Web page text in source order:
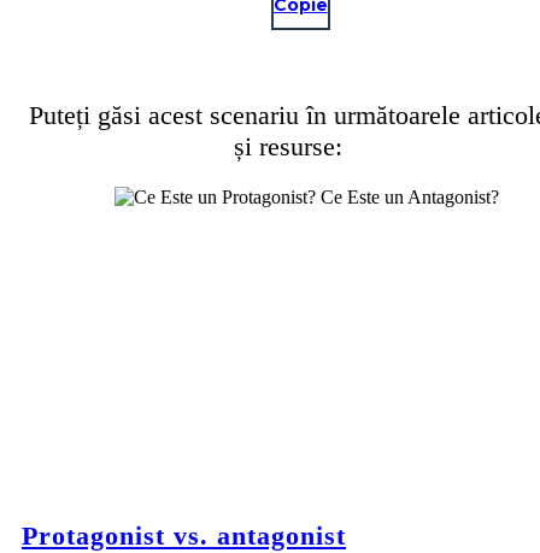
Copie
Puteți găsi acest scenariu în următoarele
și resurse:
Protagonist vs. antagonist